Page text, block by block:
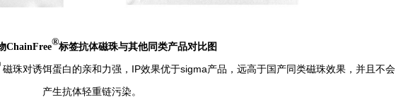
ChainFree®标签抗体磁珠与其他同类产品对比图
磁珠对诱饵蛋白的亲和力强，IP效果优于sigma产品，远高于国产同类磁珠效果，并且不会
产生抗体轻重链污染。